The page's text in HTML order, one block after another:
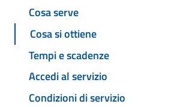
Cosa serve
Cosa si ottiene
Tempi e scadenze
Accedi al servizio
Condizioni di servizio